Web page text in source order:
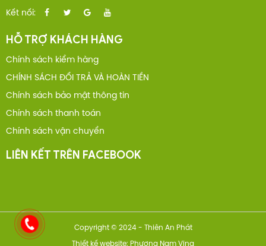
Kết nối:
HỖ TRỢ KHÁCH HÀNG
Chính sách kiểm hàng
CHÍNH SÁCH ĐỔI TRẢ VÀ HOÀN TIỀN
Chính sách bảo mật thông tin
Chính sách thanh toán
Chính sách vận chuyển
LIÊN KẾT TRÊN FACEBOOK
Copyright © 2024 - Thiên An Phát
Thiết kế website: Phương Nam Vina